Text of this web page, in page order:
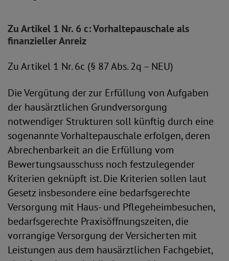
Zu Artikel 1 Nr. 6 c: Vorhaltepauschale als
finanzieller Anreiz
Zu Artikel 1 Nr. 6c (§ 87 Abs. 2q – NEU)
Die Vergütung der zur Erfüllung von Aufgaben
der hausärztlichen Grundversorgung
notwendiger Strukturen soll künftig durch eine
sogenannte Vorhaltepauschale erfolgen, deren
Abrechenbarkeit an die Erfüllung vom
Bewertungsausschuss noch festzulegender
Kriterien geknüpft ist. Die Kriterien sollen laut
Gesetz insbesondere eine bedarfsgerechte
Versorgung mit Haus- und Pflegeheimbesuchen,
bedarfsgerechte Praxisöffnungszeiten, die
vorrangige Versorgung der Versicherten mit
Leistungen aus dem hausärztlichen Fachgebiet,